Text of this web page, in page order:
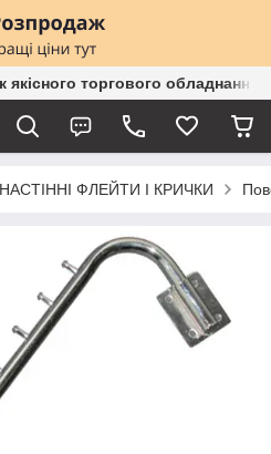
торгового обладнання
НАСТІННІ ФЛЕЙТИ І КРИЧКИ